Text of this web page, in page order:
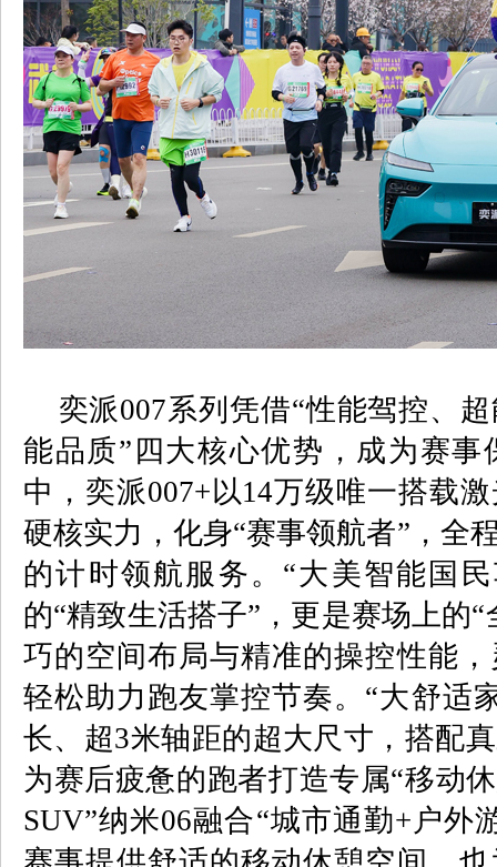
奕派007系列凭借“性能驾控、
能品质”四大核心优势，成为赛
中，奕派007+以14万级唯一搭载
硬核实力，化身“赛事领航者”，全
的计时领航服务。“大美智能国
的“精致生活搭子”，更是赛场上的
巧的空间布局与精准的操控性能
轻松助力跑友掌控节奏。“大舒适
长、超3米轴距的超大尺寸，搭配
为赛后疲惫的跑者打造专属“移动
SUV”纳米06融合“城市通勤+ 户外